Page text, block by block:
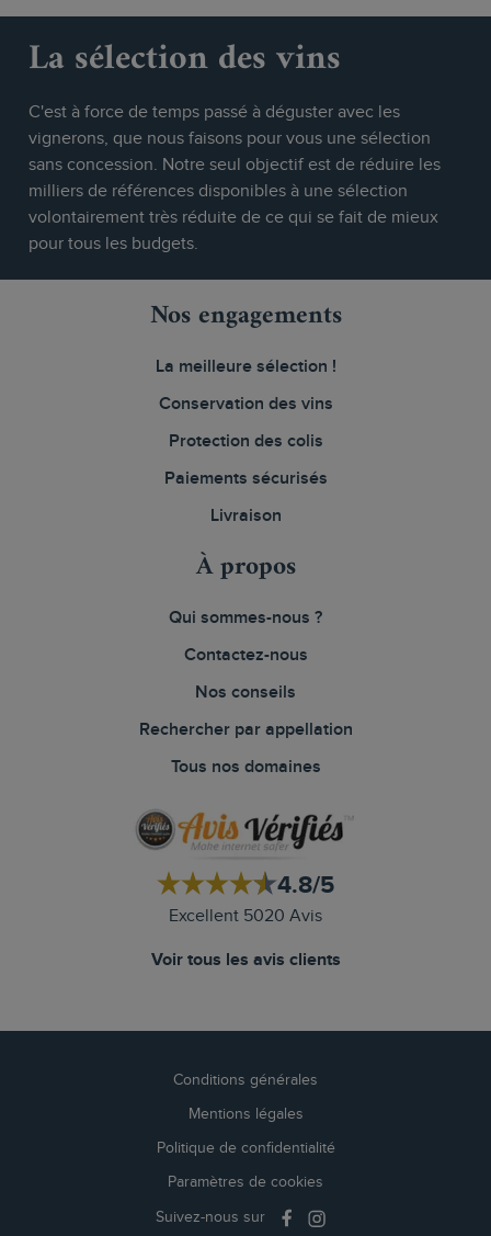
La sélection des vins
C'est à force de temps passé à déguster avec les
vignerons, que nous faisons pour vous une sélection
sans concession. Notre seul objectif est de réduire les
milliers de références disponibles à une sélection
volontairement très réduite de ce qui se fait de mieux
pour tous les budgets.
Nos engagements
La meilleure sélection !
Conservation des vins
Protection des colis
Paiements sécurisés
Livraison
À propos
Qui sommes-nous ?
Contactez-nous
Nos conseils
Rechercher par appellation
Tous nos domaines
4.8/5
Excellent 5020 Avis
Voir tous les avis clients
Conditions générales
Mentions légales
Politique de confidentialité
Paramètres de cookies
Suivez-nous sur